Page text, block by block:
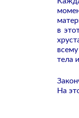
в
тела
На